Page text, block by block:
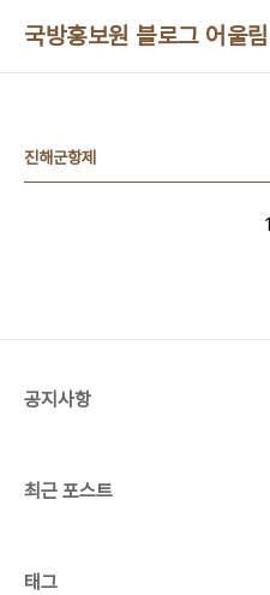
국방홍보원 블로그 어울림
진해군항제
1
공지사항
최근 포스트
태그